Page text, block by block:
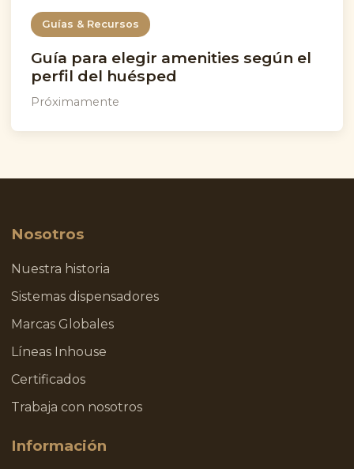
Guías & Recursos
Guía para elegir amenities según el
perfil del huésped
Próximamente
Nosotros
Nuestra historia
Sistemas dispensadores
Marcas Globales
Líneas Inhouse
Certificados
Trabaja con nosotros
Información